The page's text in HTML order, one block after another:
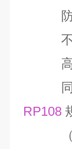
防腐
不带
高
同时
RP108
（DO